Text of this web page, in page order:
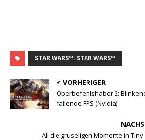
STAR WARS™: STAR WARS™
VORHERIGER
Oberbefehlshaber 2:
fallende FPS (Nvidia)
All die gruseligen Momente in Tiny